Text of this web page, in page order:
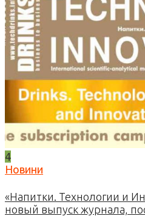
4
Новини
«Напитки. Технологии и
новый выпуск журнала,